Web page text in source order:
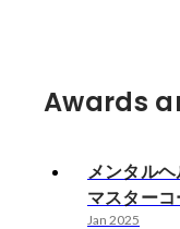
Awards
メンタル
マスターコ
Jan 2025